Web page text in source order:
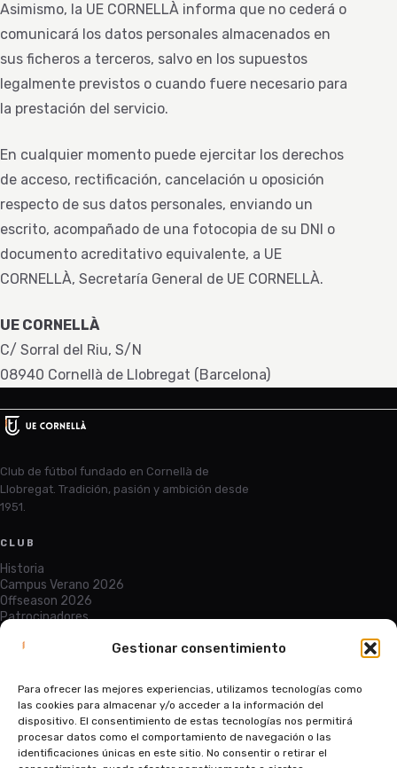
Gestionar consentimiento
Para ofrecer las mejores experiencias, utilizamos tecnologías como
las cookies para almacenar y/o acceder a la información del
dispositivo. El consentimiento de estas tecnologías nos permitirá
procesar datos como el comportamiento de navegación o las
identificaciones únicas en este sitio. No consentir o retirar el
Asimismo, la UE CORNELLÀ informa que no cederá o
comunicará los datos personales almacenados en
sus ficheros a terceros, salvo en los supuestos
legalmente previstos o cuando fuere necesario para
la prestación del servicio.
En cualquier momento puede ejercitar los derechos
de acceso, rectificación, cancelación u oposición
respecto de sus datos personales, enviando un
escrito, acompañado de una fotocopia de su DNI o
documento acreditativo equivalente, a UE
CORNELLÀ, Secretaría General de UE CORNELLÀ.
UE CORNELLÀ
C/ Sorral del Riu, S/N
08940 Cornellà de Llobregat (Barcelona)
Club de fútbol fundado en Cornellà de
Llobregat. Tradición, pasión y ambición desde
1951.
CLUB
Historia
Campus Verano 2026
Offseason 2026
Patrocinadores
SERVICIOS
Abono
Equipaciones
Contacto